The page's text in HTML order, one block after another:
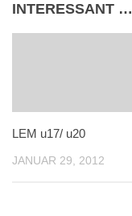
INTERESSANT …
LEM u17/ u20
JANUAR 29, 2012